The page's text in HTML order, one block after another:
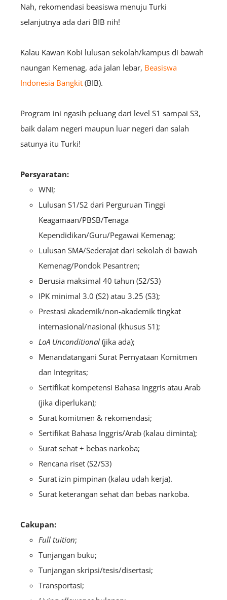
Nah, rekomendasi beasiswa menuju Turki
selanjutnya ada dari BIB nih!
Kalau Kawan Kobi lulusan sekolah/kampus di bawah
naungan Kemenag, ada jalan lebar, Beasiswa
Indonesia Bangkit (BIB).
Program ini ngasih peluang dari level S1 sampai S3,
baik dalam negeri maupun luar negeri dan salah
satunya itu Turki!
Persyaratan:
WNI;
Lulusan S1/S2 dari Perguruan Tinggi
Keagamaan/PBSB/Tenaga
Kependidikan/Guru/Pegawai Kemenag;
Lulusan SMA/Sederajat dari sekolah di bawah
Kemenag/Pondok Pesantren;
Berusia maksimal 40 tahun (S2/S3)
IPK minimal 3.0 (S2) atau 3.25 (S3);
Prestasi akademik/non-akademik tingkat
internasional/nasional (khusus S1);
LoA Unconditional (jika ada);
Menandatangani Surat Pernyataan Komitmen
dan Integritas;
Sertifikat kompetensi Bahasa Inggris atau Arab
(jika diperlukan);
Surat komitmen & rekomendasi;
Sertifikat Bahasa Inggris/Arab (kalau diminta);
Surat sehat + bebas narkoba;
Rencana riset (S2/S3)
Surat izin pimpinan (kalau udah kerja).
Surat keterangan sehat dan bebas narkoba.
Cakupan:
Full tuition;
Tunjangan buku;
Tunjangan skripsi/tesis/disertasi;
Transportasi;